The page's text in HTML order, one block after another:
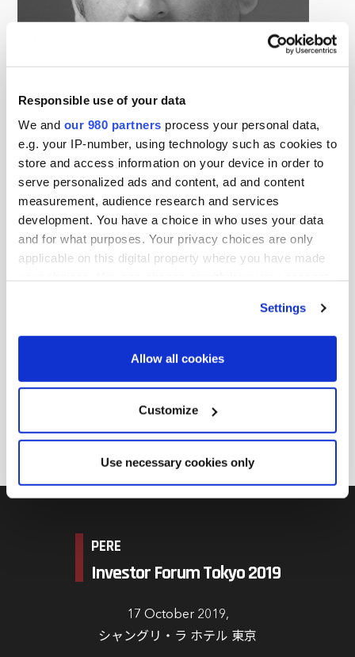
Responsible use of your data
We and our 980 partners process your personal data,
e.g. your IP-number, using technology such as cookies to
store and access information on your device in order to
serve personalized ads and content, ad and content
measurement, audience research and services
development. You have a choice in who uses your data
and for what purposes. Your privacy choices are only
applicable on this digital property where you have made
Find out more about how your personal data is processed
We use cookies across this website for a number of
reasons, such as keeping the site reliable and secure;
correctly. We also use cookies for cross-site statistics,
marketing and analysis. You can change these at any
Settings
Allow all cookies
Customize
Use necessary cookies only
Charles Haase
Managing Director, Aetos Japan
エートス・ジャパン・エルエルシーのマネージングディ
レクターであり、世界におけるインベスターリレーショ
ンシップを担当。2018年のエートス・ジャパン入社前
は、東急不動産株式会社の米国企画グループにて部長職
及び東急リバブル株式会社のグローバル戦略本部にてマ
ネージングディレクター職に従事していた。2012年に東
州立大学で経済学の教鞭をとっていた。カリフォルニア
大学デイビス校で経済学を専攻し博士号を取得。2012年
から日本在住。
PERE
Investor Forum Tokyo 2019
17 October 2019,
シャングリ・ラ ホテル 東京